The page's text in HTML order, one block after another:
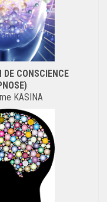
CONSCIENCE
KASINA